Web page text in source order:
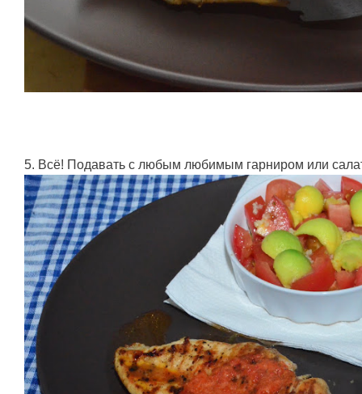
5. Всё! Подавать с любым любимым гарниром или